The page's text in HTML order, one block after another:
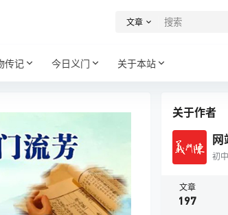
文章
传记 今日义门 关于本站
关于作者
网
初中
文章
197